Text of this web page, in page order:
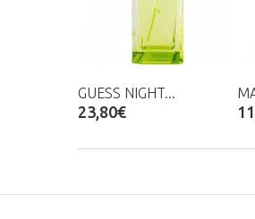
GUESS NIGHT...
23,80€